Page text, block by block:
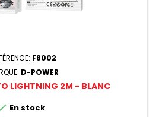
F8002
D-POWER
LIGHTNING 2M - BLANC
En stock